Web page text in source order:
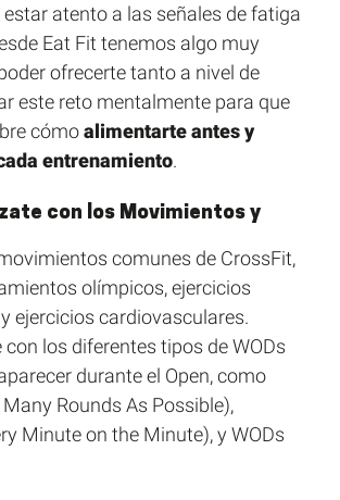
atento a las señales de fatiga
Eat Fit tenemos algo muy
ofrecerte tanto a nivel de
este reto mentalmente para que
cómoalimentarte antes y
entrenamiento.
con los Movimientos y
comunes de CrossFit,
olímpicos, ejercicios
ejercicios cardiovasculares.
los diferentes tipos de WODs
durante el Open, como
Rounds As Possible),
Minute on the Minute), y WODs